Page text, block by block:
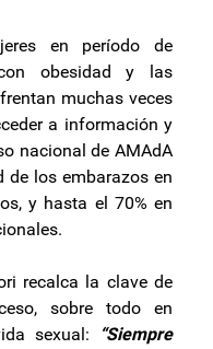
en período de
obesidad y las
muchas veces
a información y
nacional de AMAdA
de los embarazos en
y hasta el 70% en
recalca la clave de
sobre todo en
sexual: “Siempre